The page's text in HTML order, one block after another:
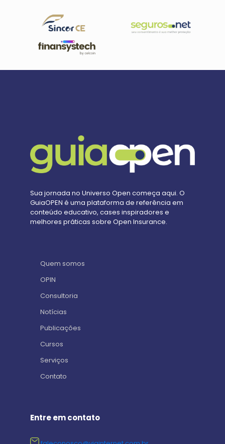
Sua jornada no Universo Open começa aqui. O
GuiaOPEN é uma plataforma de referência em
conteúdo educativo, cases inspiradores e
melhores práticas sobre Open Insurance.
Quem somos
OPIN
Consultoria
Notícias
Publicações
Cursos
Serviços
Contato
Entre em contato